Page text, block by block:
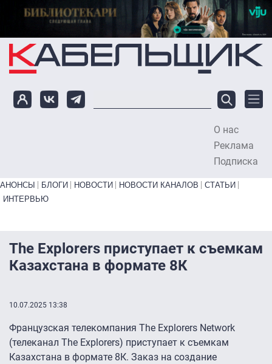
Перейти к основному содержанию
О нас
Реклама
Подписка
Primary links bottom
АНОНСЫ БЛОГИ НОВОСТИ НОВОСТИ КАНАЛОВ
СТАТЬИ
ИНТЕРВЬЮ
The Explorers приступает к съемкам
Казахстана в формате 8К
10.07.2025 13:38
Французская телекомпания The Explorers Network
(телеканал The Explorers) приступает к съемкам
Казахстана в формате 8К. Заказ на создание